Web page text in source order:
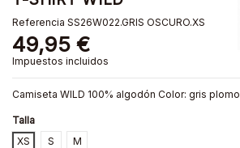
Referencia SS26W022.GRIS OSCURO.XS
49,95 €
Impuestos incluidos
Camiseta WILD 100% algodón Color: gris plomo
Talla
XS
S M